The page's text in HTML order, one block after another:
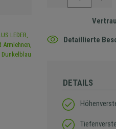
Detaillierte
DETAILS